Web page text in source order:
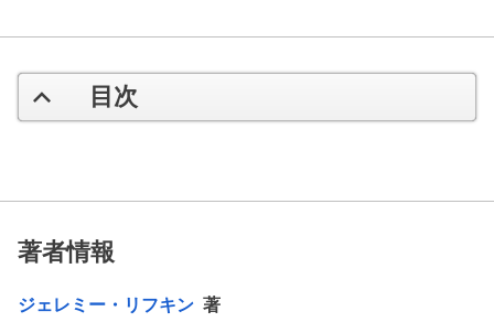
目次
著者情報
ジェレミー・リフキン 著